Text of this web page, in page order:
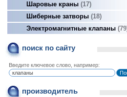
Шаровые краны 17
Шиберные затворы 18
Электромагнитные клапаны 79
поиск по сайту
Введите ключевое слово, например:
производитель